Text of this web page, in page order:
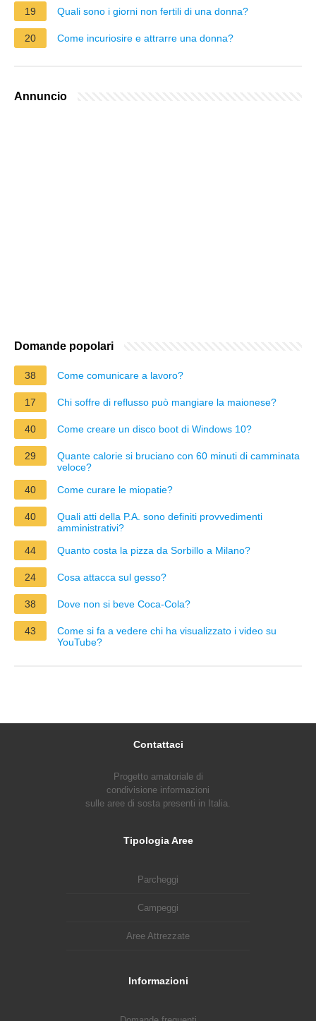
19 Quali sono i giorni non fertili di una donna?
20 Come incuriosire e attrarre una donna?
Annuncio
Domande popolari
38 Come comunicare a lavoro?
17 Chi soffre di reflusso può mangiare la maionese?
40 Come creare un disco boot di Windows 10?
29
Quante calorie si bruciano con 60 minuti di camminata
veloce?
40
Come curare le miopatie?
40
Quali atti della P.A. sono definiti provvedimenti
amministrativi?
44
Quanto costa la pizza da Sorbillo a Milano?
24 Cosa attacca sul gesso?
38 Dove non si beve Coca-Cola?
43
Come si fa a vedere chi ha visualizzato i video su
YouTube?
Contattaci
Progetto amatoriale di
condivisione informazioni
sulle aree di sosta presenti in Italia.
Tipologia Aree
Parcheggi
Campeggi
Aree Attrezzate
Informazioni